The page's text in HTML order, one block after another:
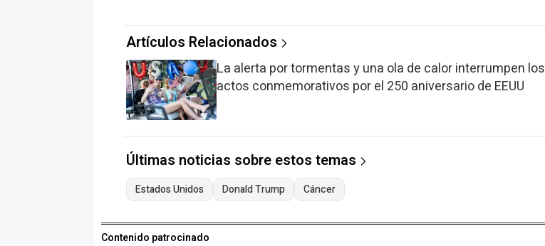
Artículos Relacionados
La alerta por tormentas y una ola de calor interrumpen los
actos conmemorativos por el 250 aniversario de EEUU
Últimas noticias sobre estos temas
Estados Unidos Donald Trump Cáncer
Contenido patrocinado